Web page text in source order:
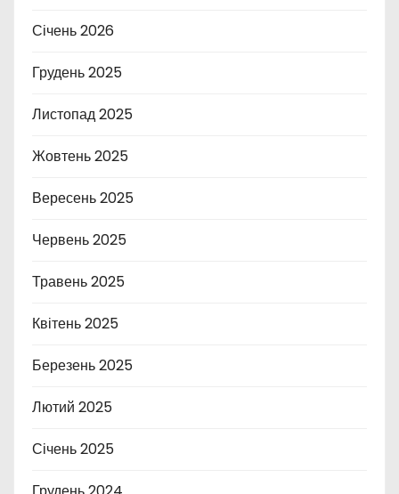
Січень 2026
Грудень 2025
Листопад 2025
Жовтень 2025
Вересень 2025
Червень 2025
Травень 2025
Квітень 2025
Березень 2025
Лютий 2025
Січень 2025